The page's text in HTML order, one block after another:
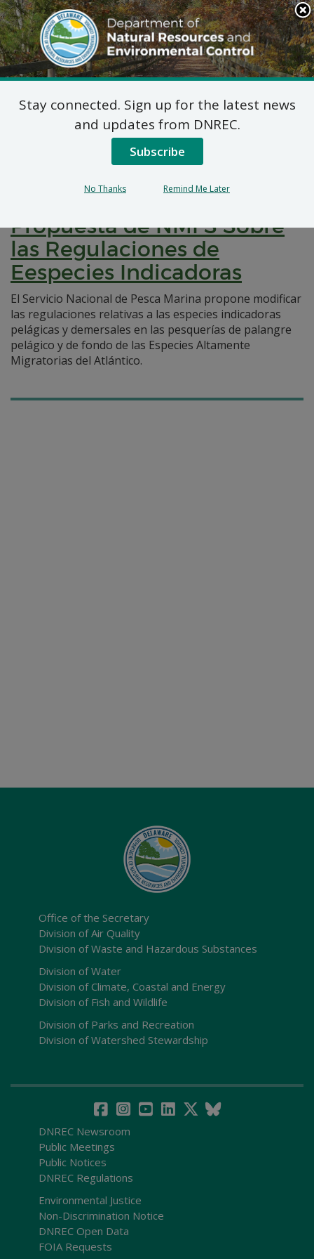
Search
This
Site
DNREC Menu
Pages Tagged With: "Determinación de
Constancia Federal"
Determinación de
Propuesta de NMFS Sobre
las Regulaciones de
Eespecies Indicadoras
El Servicio Nacional de Pesca Marina propone modificar
las regulaciones relativas a las especies indicadoras
pelágicas y demersales en las pesquerías de palangre
pelágico y de fondo de las Especies Altamente
Migratorias del Atlántico.
Office of the Secretary
Division of Air Quality
Division of Waste and Hazardous Substances
Division of Water
Division of Climate, Coastal and Energy
Division of Fish and Wildlife
Division of Parks and Recreation
Division of Watershed Stewardship
DNREC Newsroom
Public Meetings
Public Notices
DNREC Regulations
Environmental Justice
Non-Discrimination Notice
DNREC Open Data
FOIA Requests
Stay connected. Sign up for the latest news
and updates from DNREC.
Subscribe
No Thanks Remind Me Later